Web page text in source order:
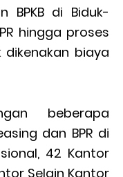
BPKB di Biduk-
hingga proses
biaya
beberapa
dan BPR di
42 Kantor
Selain Kantor